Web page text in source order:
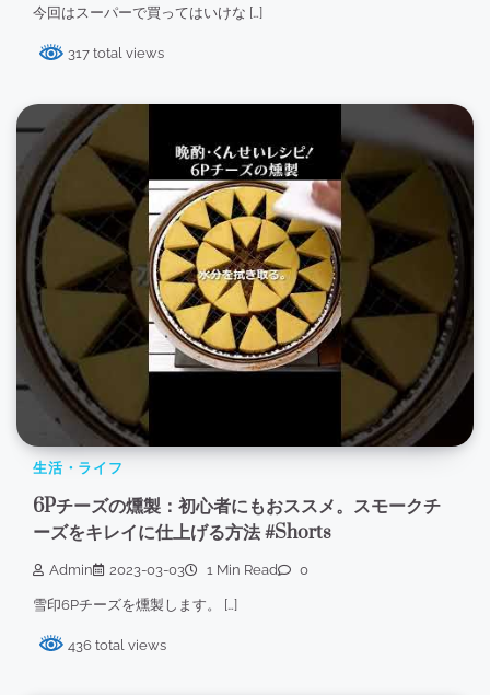
今回はスーパーで買ってはいけな […]
317 total views
生活・ライフ
6Pチーズの燻製：初心者にもおススメ。スモークチ
ーズをキレイに仕上げる方法 #Shorts
Admin 2023-03-03 1 Min Read 0
雪印6Pチーズを燻製します。 […]
436 total views